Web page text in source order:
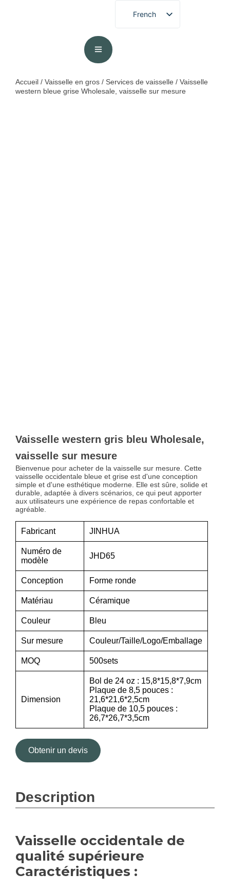
French
English
Portuguese
Accueil / Vaisselle en gros / Services de vaisselle / Vaisselle
western bleue grise Wholesale, vaisselle sur mesure
Vaisselle western gris bleu Wholesale,
vaisselle sur mesure
Bienvenue pour acheter de la vaisselle sur mesure. Cette
vaisselle occidentale bleue et grise est d'une conception
simple et d'une esthétique moderne. Elle est sûre, solide et
durable, adaptée à divers scénarios, ce qui peut apporter
aux utilisateurs une expérience de repas confortable et
agréable.
Fabricant JINHUA
Numéro de
modèle
JHD65
Conception Forme ronde
Matériau Céramique
Couleur Bleu
Sur mesure Couleur/Taille/Logo/Emballage
MOQ 500sets
Dimension
Bol de 24 oz : 15,8*15,8*7,9cm
Plaque de 8,5 pouces :
21,6*21,6*2,5cm
Plaque de 10,5 pouces :
26,7*26,7*3,5cm
Obtenir un devis
Description
Vaisselle occidentale de
qualité supérieure
Caractéristiques :